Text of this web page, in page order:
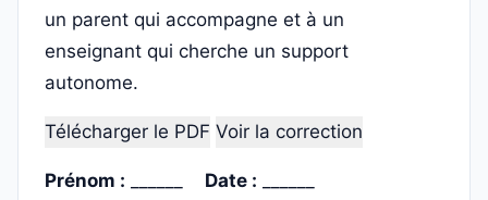
un parent qui accompagne et à un
enseignant qui cherche un support
autonome.
Télécharger le PDF Voir la correction
Prénom : Date :